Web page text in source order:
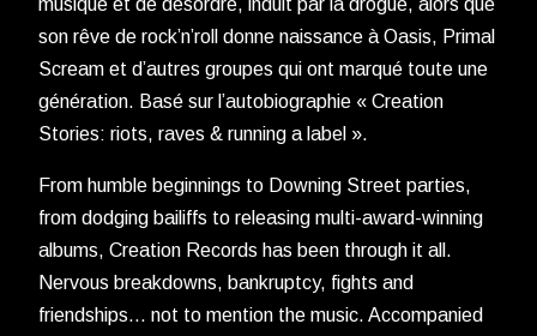
musique et de désordre, induit par la drogue, alors que
son rêve de rock’n’roll donne naissance à Oasis, Primal
Scream et d’autres groupes qui ont marqué toute une
génération. Basé sur l’autobiographie « Creation
Stories: riots, raves & running a label ».
From humble beginnings to Downing Street parties,
from dodging bailiffs to releasing multi-award-winning
albums, Creation Records has been through it all.
Nervous breakdowns, bankruptcy, fights and
friendships… not to mention the music. Accompanied